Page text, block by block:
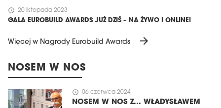
schedule 20 listopada 2023
GALA EUROBUILD AWARDS JUŻ DZIŚ – NA ŻYWO I ONLINE!
Więcej w Nagrody Eurobuild Awards arrow_forward
NOSEM W NOS
schedule 06 czerwca 2024
NOSEM W NOS Z... WŁADYSŁAWEM